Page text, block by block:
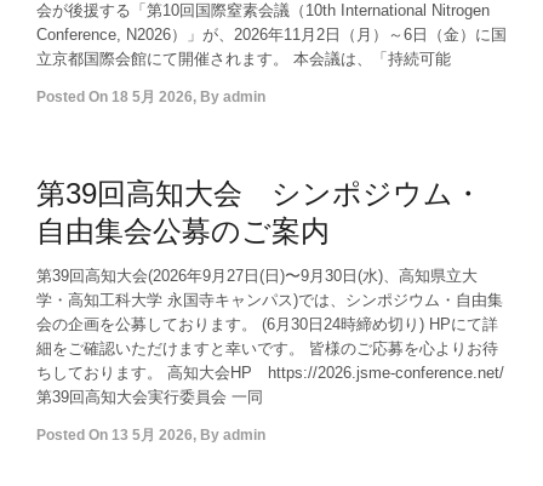
会が後援する「第10回国際窒素会議（10th International Nitrogen
Conference, N2026）」が、2026年11月2日（月）～6日（金）に国
立京都国際会館にて開催されます。 本会議は、「持続可能
Posted On 18 5月 2026, By admin
第39回高知大会 シンポジウム・
自由集会公募のご案内
第39回高知大会(2026年9月27日(日)〜9月30日(水)、高知県立大
学・高知工科大学 永国寺キャンパス)では、シンポジウム・自由集
会の企画を公募しております。 (6月30日24時締め切り) HPにて詳
細をご確認いただけますと幸いです。 皆様のご応募を心よりお待
ちしております。 高知大会HP https://2026.jsme-conference.net/
第39回高知大会実行委員会 一同
Posted On 13 5月 2026, By admin